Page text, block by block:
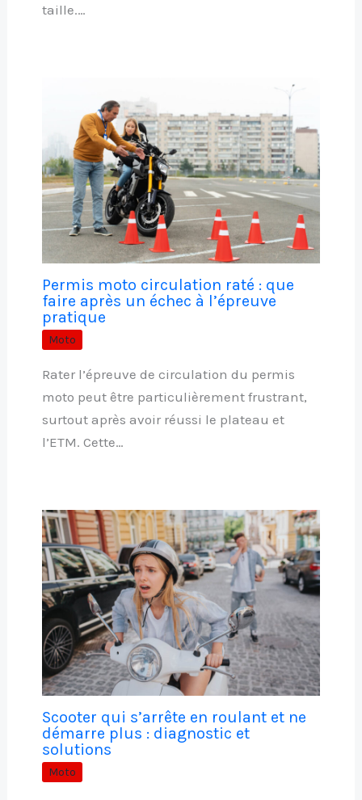
taille.…
Permis moto circulation raté : que
faire après un échec à l’épreuve
pratique
Moto
Rater l’épreuve de circulation du permis
moto peut être particulièrement frustrant,
surtout après avoir réussi le plateau et
l’ETM. Cette…
Scooter qui s’arrête en roulant et ne
démarre plus : diagnostic et
solutions
Moto